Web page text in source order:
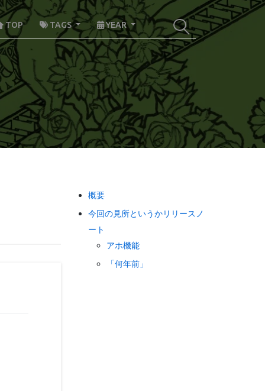
TOP TAGS YEAR
概要
今回の見所というかリリースノ
ート
アホ機能
「何年前」